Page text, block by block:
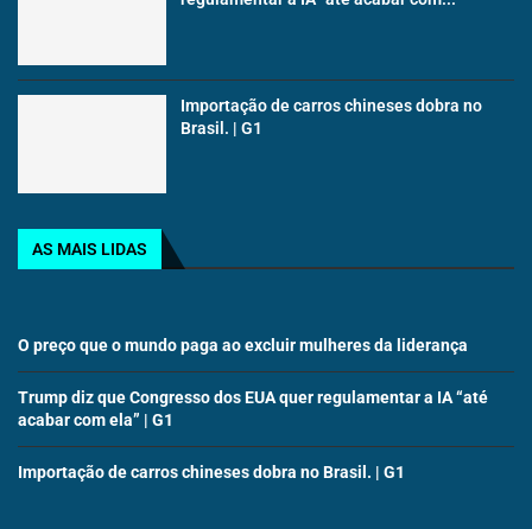
Importação de carros chineses dobra no
Brasil. | G1
AS MAIS LIDAS
O preço que o mundo paga ao excluir mulheres da liderança
Trump diz que Congresso dos EUA quer regulamentar a IA “até
acabar com ela” | G1
Importação de carros chineses dobra no Brasil. | G1